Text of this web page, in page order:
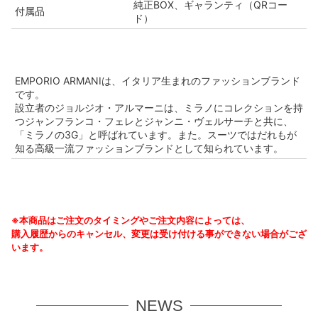
付属品
純正BOX、ギャランティ（QRコー
ド）
EMPORIO ARMANIは、イタリア生まれのファッションブランド
です。
設立者のジョルジオ・アルマーニは、ミラノにコレクションを持
つジャンフランコ・フェレとジャンニ・ヴェルサーチと共に、
「ミラノの3G」と呼ばれています。また。スーツではだれもが
知る高級一流ファッションブランドとして知られています。
※本商品はご注文のタイミングやご注文内容によっては、
購入履歴からのキャンセル、変更は受け付ける事ができない場合がござ
います。
NEWS